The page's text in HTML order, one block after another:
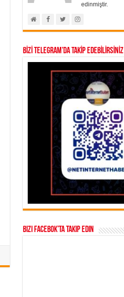
edinmiştir.
BİZİ TELEGRAM’DA TAKİP EDEBİLİRSİNİZ
Bizi Facebok’ta takip edin